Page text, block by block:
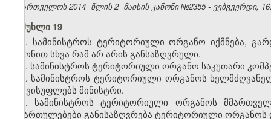
საქართველოს 2014 წლის 2 მაისის კანონი №2355 - ვებგვერდი,
მუხლი 19
1. სამინისტროს ტერიტორიული ორგანო იქმნება,
კანონით სხვა რამ არ არის განსაზღვრული.
2. სამინისტროს ტერიტორიული ორგანო საკუთარი
3. სამინისტროს ტერიტორიული ორგანოს
ათავისუფლებს მინისტრი.
4. სამინისტროს ტერიტორიული ორგანოს
მიმართულებები განისაზღვრება ტერიტორიული